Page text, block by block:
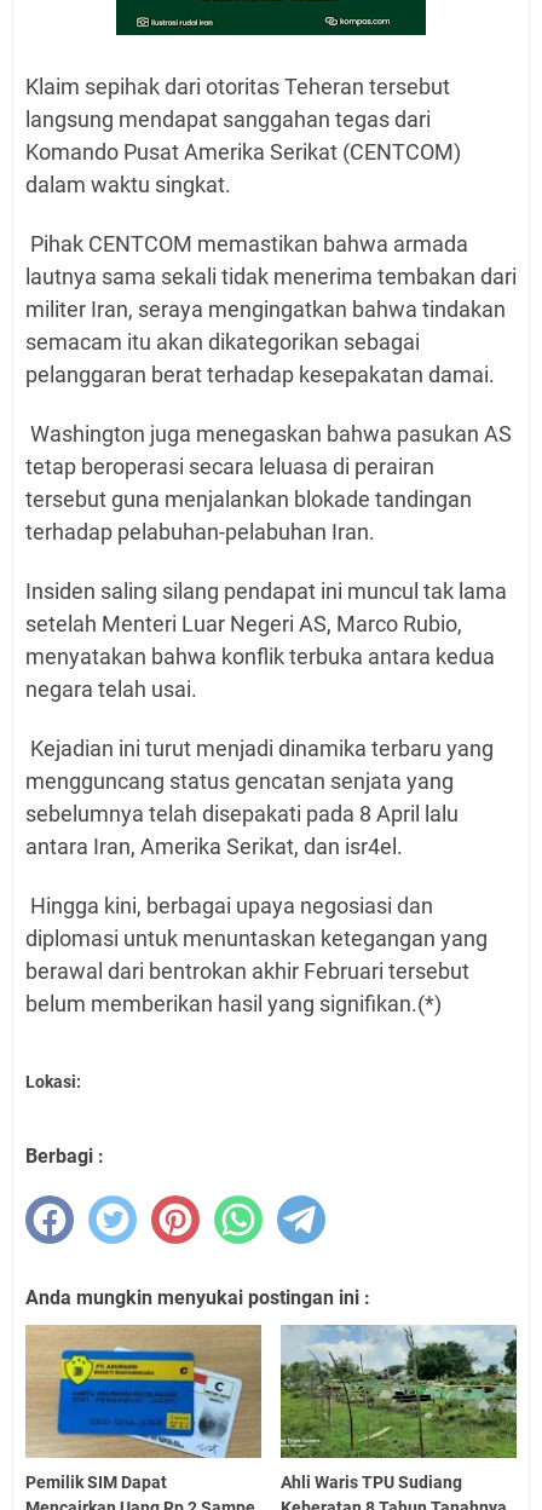
Klaim sepihak dari otoritas Teheran tersebut
langsung mendapat sanggahan tegas dari
Komando Pusat Amerika Serikat (CENTCOM)
dalam waktu singkat.
Pihak CENTCOM memastikan bahwa armada
lautnya sama sekali tidak menerima tembakan dari
militer Iran, seraya mengingatkan bahwa tindakan
semacam itu akan dikategorikan sebagai
pelanggaran berat terhadap kesepakatan damai.
Washington juga menegaskan bahwa pasukan AS
tetap beroperasi secara leluasa di perairan
tersebut guna menjalankan blokade tandingan
terhadap pelabuhan-pelabuhan Iran.
Insiden saling silang pendapat ini muncul tak lama
setelah Menteri Luar Negeri AS, Marco Rubio,
menyatakan bahwa konflik terbuka antara kedua
negara telah usai.
Kejadian ini turut menjadi dinamika terbaru yang
mengguncang status gencatan senjata yang
sebelumnya telah disepakati pada 8 April lalu
antara Iran, Amerika Serikat, dan isr4el.
Hingga kini, berbagai upaya negosiasi dan
diplomasi untuk menuntaskan ketegangan yang
berawal dari bentrokan akhir Februari tersebut
belum memberikan hasil yang signifikan.(*)
Lokasi:
Berbagi :
Anda mungkin menyukai postingan ini :
Pemilik SIM Dapat
Ahli Waris TPU Sudiang